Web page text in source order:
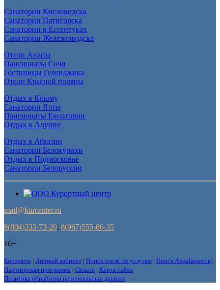
Санатории Кисловодска
Санатории Пятигорска
Санатории в Ессентуках
Санатории Железноводска
Отели Анапы
Пансионаты Сочи
Гостиницы Геленджика
Отели Красной поляны
Отдых в Крыму
Санатории Ялты
Пансионаты Евпатории
Отдых в Алуште
Отдых в Абхазии
Санатории Белокурихи
Отдых в Подмосковье
Санатории Белоруссии
mail@kurcenter.ru
8(804)333-73-20; 8(967)555-86-35
16+
Контакты | Личный кабинет | Поиск отеля по услугам | Поиск АвиаБилетов |
Партнерская программа | Оплата | Карта сайта
Политика обработки персональных данных